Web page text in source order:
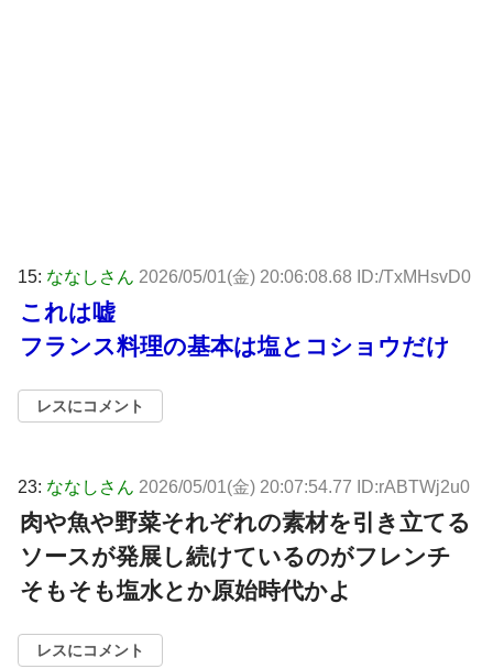
15: ななしさん 2026/05/01(金) 20:06:08.68 ID:/TxMHsvD0
これは嘘
フランス料理の基本は塩とコショウだけ
レスにコメント
23: ななしさん 2026/05/01(金) 20:07:54.77 ID:rABTWj2u0
肉や魚や野菜それぞれの素材を引き立てる
ソースが発展し続けているのがフレンチ
そもそも塩水とか原始時代かよ
レスにコメント